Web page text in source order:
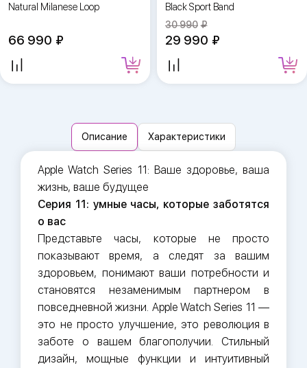
Natural Milanese Loop
66 990
Black Sport Band
30 990
29 990
Описание Характеристики
Apple Watch Series 11: Ваше здоровье, ваша
жизнь, ваше будущее
Серия 11: умные часы, которые заботятся
о вас
Представьте часы, которые не просто
показывают время, а следят за вашим
здоровьем, понимают ваши потребности и
становятся незаменимым партнером в
повседневной жизни. Apple Watch Series 11 —
это не просто улучшение, это революция в
заботе о вашем благополучии. Стильный
дизайн, мощные функции и интуитивный